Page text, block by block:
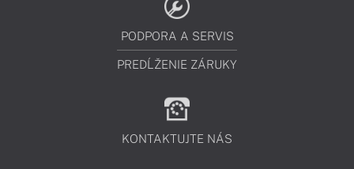
PODPORA A SERVIS
PREDĹŽENIE ZÁRUKY
KONTAKTUJTE NÁS